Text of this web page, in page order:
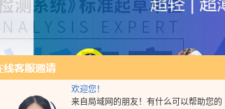
欢迎您！
来自局域网的朋友！有什么可以帮助您的